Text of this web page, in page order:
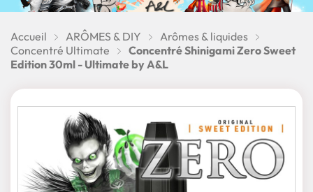
Accueil ARÔMES & DIY
Arômes & liquides
Concentré Ultimate
Concentré Shinigami Zero Sweet
Edition 30ml - Ultimate by A&L